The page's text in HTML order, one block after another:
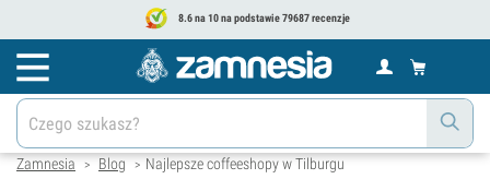
8.6 na 10 na podstawie 79687 recenzje
Zamnesia > Blog > Najlepsze coffeeshopy w Tilburgu